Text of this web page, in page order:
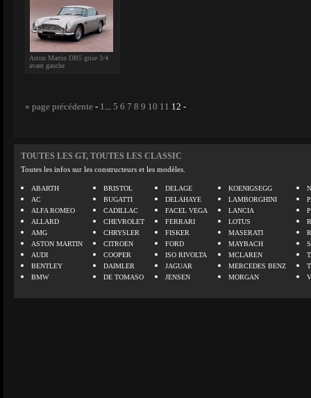
Aston Martin DB5 grise 3/4
avant gauche
« page précédente - 1... 5 6 7 8 9 10 11 12 -
TOUTES LES GT, TOUTES LES CLASSIC
Toutes les infos sur les constructeurs et les modèles.
ABARTH
AC
ALFA ROMEO
ALLARD
AMG
ASTON MARTIN
AUDI
BENTLEY
BMW
BRISTOL
BUGATTI
CADILLAC
CHEVROLET
CHRYSLER
CITROEN
COOPER
DAIMLER
DE TOMASO
DELAGE
DELAHAYE
FACEL VEGA
FERRARI
FISKER
FORD
ISO RIVOLTA
JAGUAR
JENSEN
KOENIGSEGG
LAMBORGHINI
LANCIA
LOTUS
MASERATI
MAYBACH
MCLAREN
MERCEDES BENZ
MORGAN